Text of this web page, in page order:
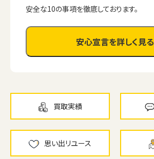
安全な10の事項を徹底しております。
安心宣言を詳しく見る
買取実績
思い出リユース